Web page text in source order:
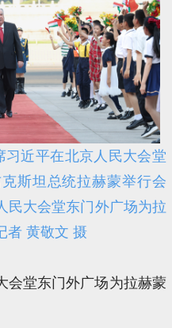
习近平在北京人民大会堂
斯坦总统拉赫蒙举行会
民大会堂东门外广场为拉
者 黄敬文 摄
会堂东门外广场为拉赫蒙